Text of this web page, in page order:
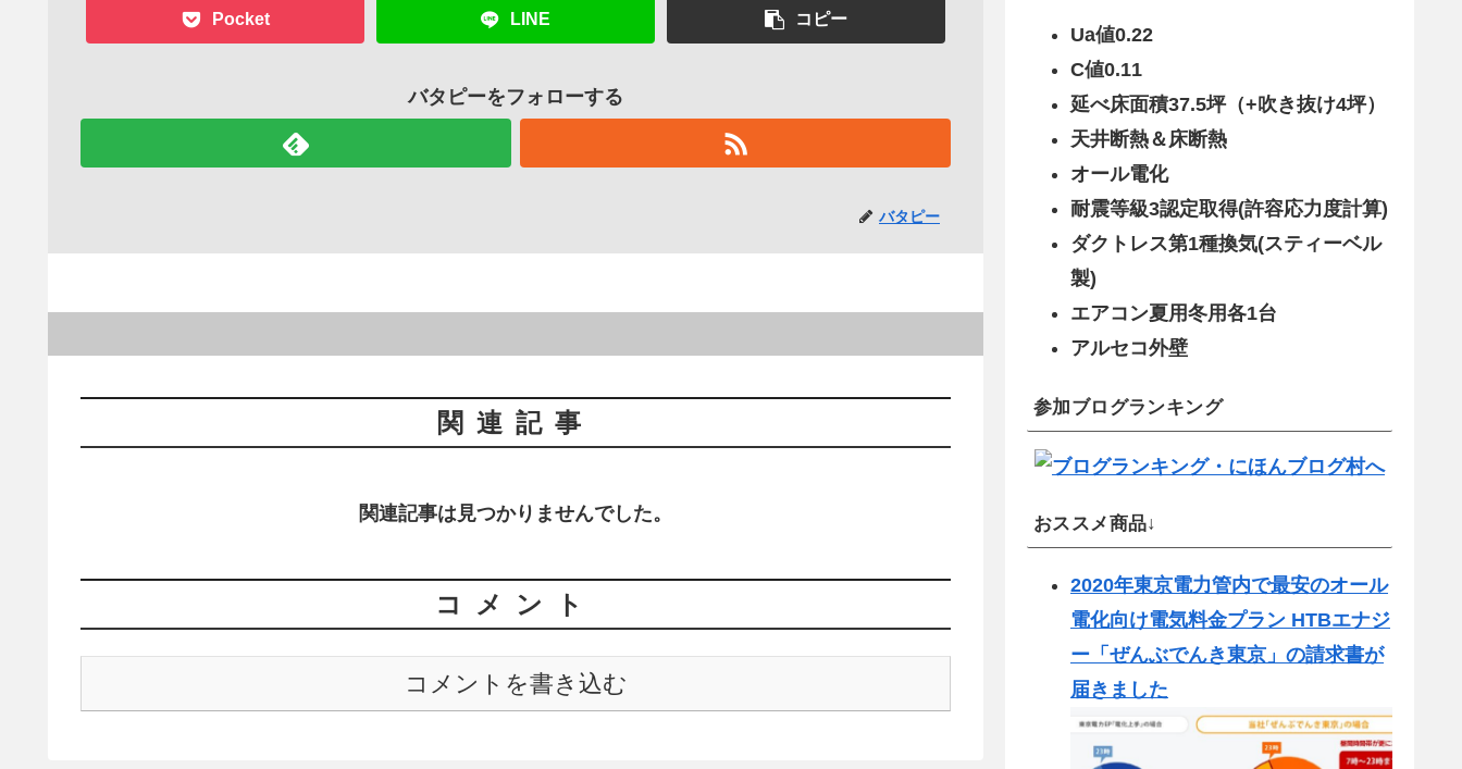
Pocket LINE コピー
バタピーをフォローする
バタピー
関連記事
関連記事は見つかりませんでした。
コメント
コメントを書き込む
Ua値0.22
C値0.11
延べ床面積37.5坪（+吹き抜け4坪）
天井断熱＆床断熱
オール電化
耐震等級3認定取得(許容応力度計算)
ダクトレス第1種換気(スティーベル
製)
エアコン夏用冬用各1台
アルセコ外壁
参加ブログランキング
おススメ商品↓
2020年東京電力管内で最安のオール
電化向け電気料金プラン HTBエナジ
ー「ぜんぶでんき東京」の請求書が
届きました